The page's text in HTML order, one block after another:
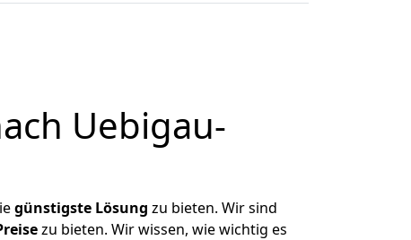
Uebigau-
günstigste Lösung zu bieten. Wir sind
zu bieten. Wir wissen, wie wichtig es